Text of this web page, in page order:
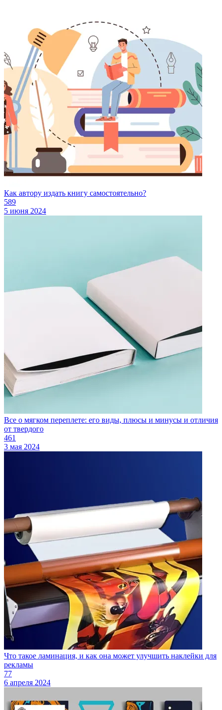
Как автору издать книгу самостоятельно?
589
5 июня 2024
Все о мягком переплете: его виды, плюсы и минусы и отличия
от твердого
461
3 мая 2024
Что такое ламинация, и как она может улучшить наклейки для
рекламы
77
6 апреля 2024